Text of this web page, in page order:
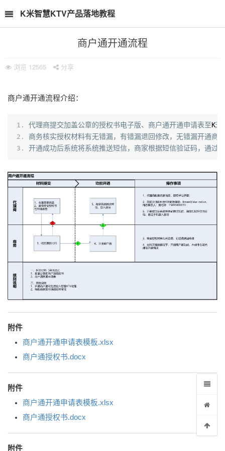
K米智慧KTV产品落地教程
商户通开通流程
浏览 12565 分享
商户通开通流程介绍：
代理商提交加盖公章的授权书电子版、商户通开通申请表至K米
商务核实授权材料有无错漏，有错漏退回修改，无错漏开通商
开通成功后系统将系统推送短信，商家根据短信验证码，通过
附件
商户通开通申请表模板.xlsx
商户通授权书.docx
附件
商户通开通申请表模板.xlsx
商户通授权书.docx
附件